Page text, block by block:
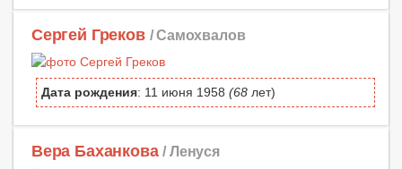
Сергей Греков / Самохвалов
Дата рождения: 11 июня 1958 (68 лет)
Вера Баханкова / Ленуся